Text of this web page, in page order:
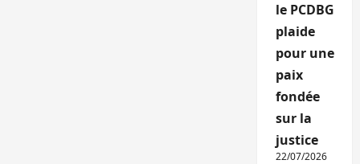
le PCDBG
plaide
pour une
paix
fondée
sur la
justice
22/07/2026